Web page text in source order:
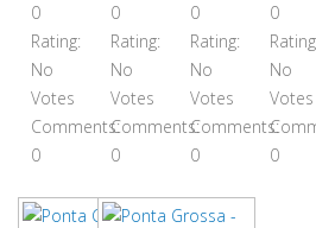
0
Rating:
No
Votes
Comments:
0
0
Rating:
No
Votes
Comments:
0
0
Rating:
No
Votes
Comments:
0
0
No
Votes
0